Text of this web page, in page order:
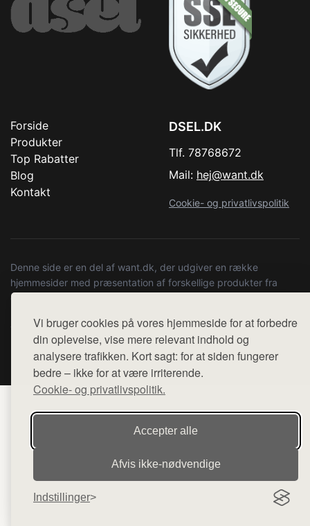
Vi bruger cookies på vores hjemmeside for at forbedre
din oplevelse, vise mere relevant indhold og
analysere trafikken. Kort sagt: for at siden fungerer
bedre – ikke for at være irriterende.
Cookie- og privatlivspolitik.
Accepter alle
Afvis ikke‑nødvendige
Indstillinger
Forside
Produkter
Top Rabatter
Blog
Kontakt
DSEL.DK
Tlf. 78768672
Mail: hej@want.dk
Cookie- og privatlivspolitik
Denne side er en del af want.dk, der udgiver en række
hjemmesider med præsentation af forskellige produkter fra
diverse webshops. Der sælges ikke varer fra denne side - vi
varerne på lager.
© 2026 dsel.dk. Alle rettigheder forbeholdes.